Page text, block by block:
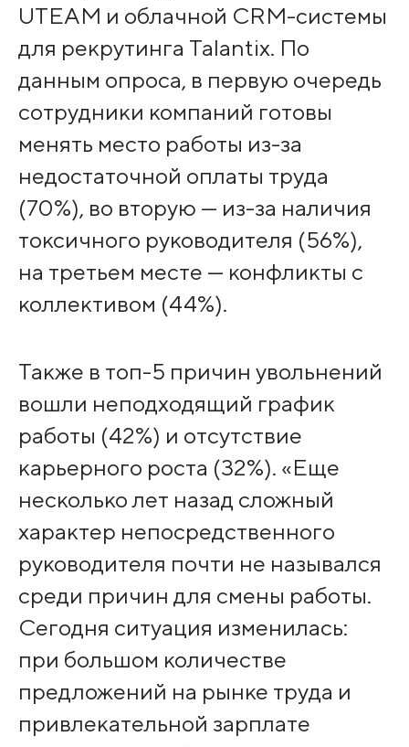
UTEAM и облачной CRM-системы
для рекрутинга Talantix. По
данным опроса, в первую очередь
сотрудники компаний готовы
менять место работы из-за
недостаточной оплаты труда
(70%), во вторую — из-за наличия
токсичного руководителя (56%),
на третьем месте — конфликты с
коллективом (44%).
Также в топ-5 причин увольнений
вошли неподходящий график
работы (42%) и отсутствие
карьерного роста (32%). «Еще
несколько лет назад сложный
характер непосредственного
руководителя почти не назывался
среди причин для смены работы.
Сегодня ситуация изменилась:
при большом количестве
предложений на рынке труда и
привлекательной зарплате